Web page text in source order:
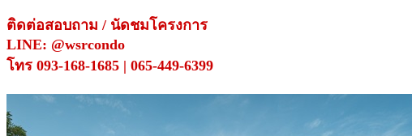
ติดต่อสอบถาม / นัดชมโครงการ
LINE: @wsrcondo
โทร 093-168-1685 | 065-449-6399